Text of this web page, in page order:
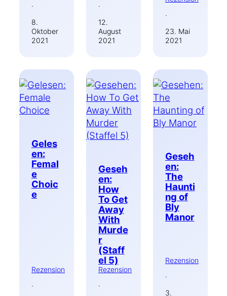
·
8.
Oktober
2021
·
12.
August
2021
·
23. Mai
2021
Geles
en:
Femal
e
Choic
e
Rezension
·
Geseh
en:
How
To Get
Away
With
Murde
r
(Staff
el 5)
Rezension
·
Geseh
en:
The
Haunti
ng of
Bly
Manor
Rezension
·
3.